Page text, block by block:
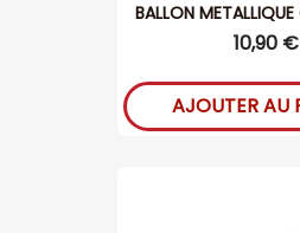
BALLON
10,90 €
AJOUTER AU